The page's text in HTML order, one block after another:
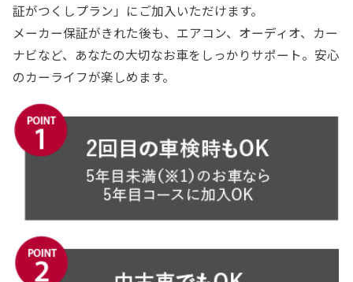
証がつくしプラン」にご加入いただけます。
メーカー保証がきれた後も、エアコン、オーディオ、カー
ナビなど、あなたの大切なお車をしっかりサポート。安心
のカーライフが楽しめます。